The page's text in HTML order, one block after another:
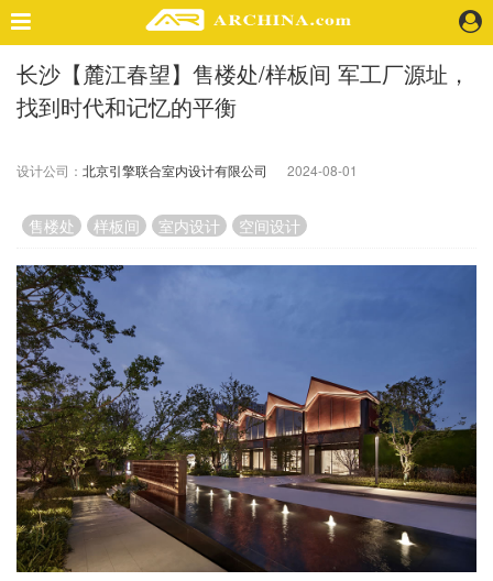
精选案例
建 筑
室 内
头条资讯
业 界
机 构
人 物
地 产
快速搜索
企业招聘
企业会员
长沙【麓江春望】售楼处/样板间 军工厂源址，
找到时代和记忆的平衡
设计公司： 北京引擎联合室内设计有限公司 2024-08-01
售楼处 样板间 室内设计 空间设计